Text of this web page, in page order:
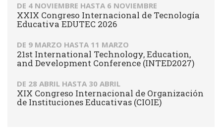
DE 4 NOVIEMBRE HASTA 6 NOVIEMBRE
XXIX Congreso Internacional de Tecnología
Educativa EDUTEC 2026
DE 9 MARZO HASTA 11 MARZO
21st International Technology, Education,
and Development Conference (INTED2027)
DE 28 ABRIL HASTA 30 ABRIL
XIX Congreso Internacional de Organización
de Instituciones Educativas (CIOIE)